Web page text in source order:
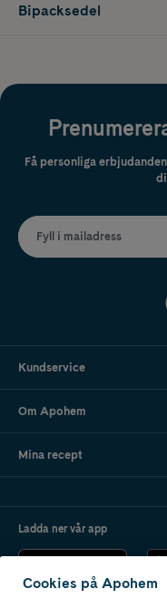
Bipacksedel
Få personliga
Fyll i mailadress
Kundservice
Om Apohem
Mina recept
Ladda ner vår app
Cookies på Apohem